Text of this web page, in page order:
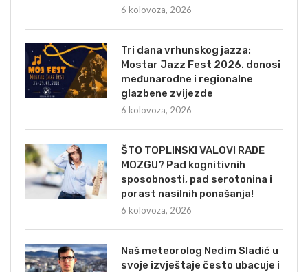
6 kolovoza, 2026
Tri dana vrhunskog jazza:
Mostar Jazz Fest 2026. donosi
međunarodne i regionalne
glazbene zvijezde
6 kolovoza, 2026
ŠTO TOPLINSKI VALOVI RADE
MOZGU? Pad kognitivnih
sposobnosti, pad serotonina i
porast nasilnih ponašanja!
6 kolovoza, 2026
Naš meteorolog Nedim Sladić u
svoje izvještaje često ubacuje i